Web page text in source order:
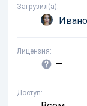
Загрузил(а)
Лицензия
—
Доступ